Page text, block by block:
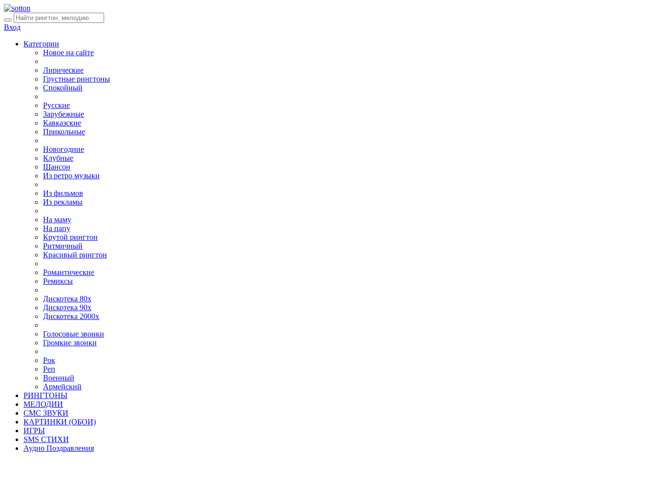
Вход
Категории
Новое на сайте
Лирические
Грустные рингтоны
Спокойный
Русские
Зарубежные
Кавказские
Прикольные
Новогодние
Клубные
Шансон
Из ретро музыки
Из фильмов
Из рекламы
На маму
На папу
Крутой рингтон
Ритмичный
Красивый рингтон
Романтические
Ремиксы
Дискотека 80х
Дискотека 90х
Дискотека 2000х
Голосовые звонки
Громкие звонки
Рок
Реп
Военный
Армейский
РИНГТОНЫ
МЕЛОДИИ
СМС ЗВУКИ
КАРТИНКИ (ОБОИ)
ИГРЫ
SMS СТИХИ
Аудио Поздравления